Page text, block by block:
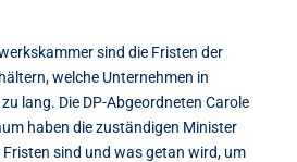
sind die Fristen der
welche Unternehmen in
lang. Die DP-Abgeordneten Carole
haben die zuständigen Minister
sind und was getan wird, um